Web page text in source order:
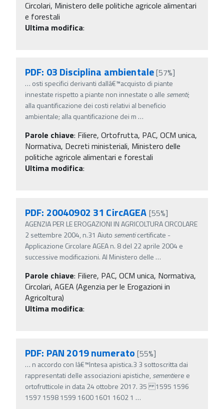
Circolari, Ministero delle politiche agricole alimentari
e forestali
Ultima modifica:
PDF: 03 Disciplina ambientale[57%]
… osti specifici derivanti dallâ€™acquisto di piante
innestate rispetto a piante non innestate o alle sementi;
alla quantificazione dei costi relativi al beneficio
ambientale; alla quantificazione dei m …
Parole chiave: Filiere, Ortofrutta, PAC, OCM unica,
Normativa, Decreti ministeriali, Ministero delle
politiche agricole alimentari e forestali
Ultima modifica:
PDF: 20040902 31 CircAGEA [55%]
AGENZIA PER LE EROGAZIONI IN AGRICOLTURA CIRCOLARE
2 settembre 2004, n.31 Aiuto sementicertificate -
Applicazione Circolare AGEA n. 8 del 22 aprile 2004 e
successive modificazioni. Al Ministero delle …
Parole chiave: Filiere, PAC, OCM unica, Normativa,
Circolari, AGEA (Agenzia per le Erogazioni in
Agricoltura)
Ultima modifica:
PDF: PAN 2019 numerato [55%]
… n accordo con lâ€™Intesa apistica.3 3 sottoscritta dai
rappresentati delle associazioni apistiche, sementiere e
ortofrutticole in data 24 ottobre 2017. 35 1595 1596
1597 1598 1599 1600 1601 1602 1 …